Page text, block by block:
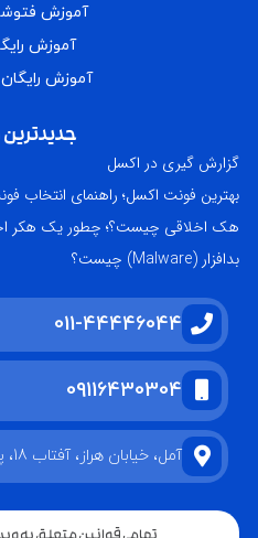
آموزش
آموزش
آموزش
گزارش گیری در اکسل
بهترین فونت اکسل؛ راهنمای انتخاب
هک اخلاقی چیست؟؛ چطور یک هکر
بدافزار (Malware) چیست؟
011-44446044
09116430304
آمل، خیابان هراز، آفتاب 18، پلاک 12